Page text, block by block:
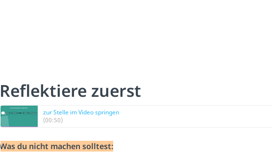
Reflektiere zuerst
zur Stelle im Video springen
(00:50)
Was du nicht machen solltest: